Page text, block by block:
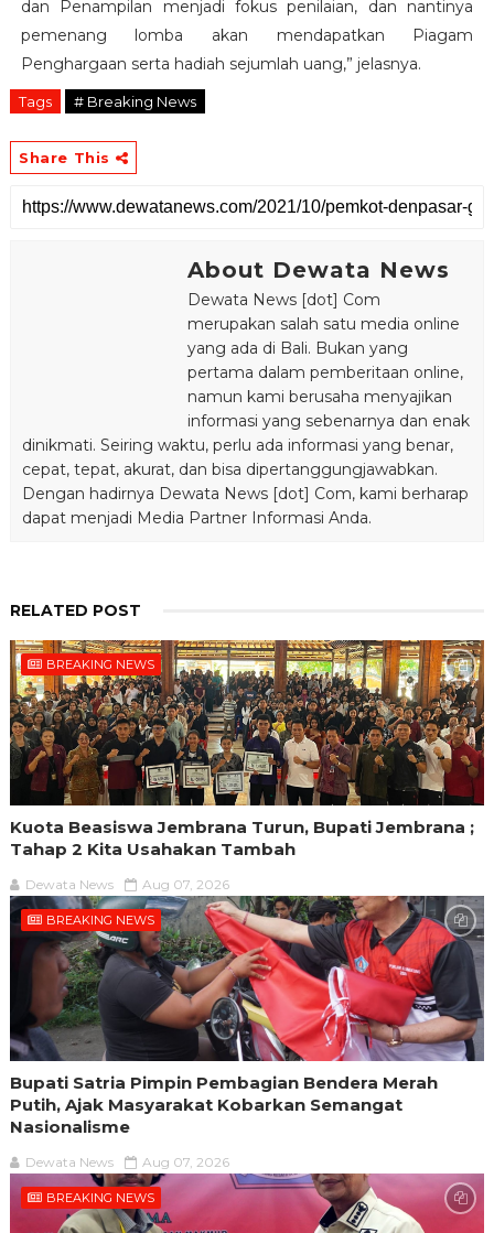
dan Penampilan menjadi fokus penilaian, dan nantinya
pemenang lomba akan mendapatkan Piagam
Penghargaan serta hadiah sejumlah uang,” jelasnya.
Tags # Breaking News
Share This
About Dewata News
Dewata News [dot] Com
merupakan salah satu media online
yang ada di Bali. Bukan yang
pertama dalam pemberitaan online,
namun kami berusaha menyajikan
informasi yang sebenarnya dan enak
dinikmati. Seiring waktu, perlu ada informasi yang benar,
cepat, tepat, akurat, dan bisa dipertanggungjawabkan.
Dengan hadirnya Dewata News [dot] Com, kami berharap
dapat menjadi Media Partner Informasi Anda.
RELATED POST
BREAKING NEWS
Kuota Beasiswa Jembrana Turun, Bupati Jembrana ;
Tahap 2 Kita Usahakan Tambah
Dewata News Aug 07, 2026
BREAKING NEWS
Bupati Satria Pimpin Pembagian Bendera Merah
Putih, Ajak Masyarakat Kobarkan Semangat
Nasionalisme
Dewata News Aug 07, 2026
BREAKING NEWS